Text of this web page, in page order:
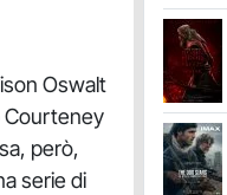
Oswalt
Courteney
però,
serie di